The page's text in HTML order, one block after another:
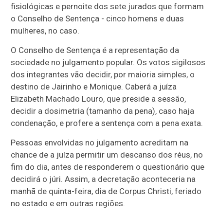
fisiológicas e pernoite dos sete jurados que formam
o Conselho de Sentença - cinco homens e duas
mulheres, no caso.
O Conselho de Sentença é a representação da
sociedade no julgamento popular. Os votos sigilosos
dos integrantes vão decidir, por maioria simples, o
destino de Jairinho e Monique. Caberá a juíza
Elizabeth Machado Louro, que preside a sessão,
decidir a dosimetria (tamanho da pena), caso haja
condenação, e profere a sentença com a pena exata.
Pessoas envolvidas no julgamento acreditam na
chance de a juíza permitir um descanso dos réus, no
fim do dia, antes de responderem o questionário que
decidirá o júri. Assim, a decretação aconteceria na
manhã de quinta-feira, dia de Corpus Christi, feriado
no estado e em outras regiões.